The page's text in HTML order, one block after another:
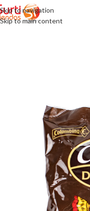
Skip to navigation
Skip to main content